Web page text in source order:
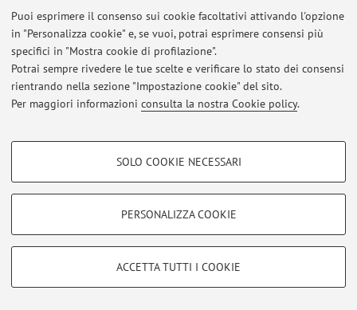
Puoi esprimere il consenso sui cookie facoltativi attivando l'opzione
in "Personalizza cookie" e, se vuoi, potrai esprimere consensi più
specifici in "Mostra cookie di profilazione".
Potrai sempre rivedere le tue scelte e verificare lo stato dei consensi
rientrando nella sezione "Impostazione cookie" del sito.
Per maggiori informazioni consulta la nostra Cookie policy.
COOKIE DI PROFILAZIONE - FACOLTATIVI
COOKIE TECNICI - NECESSARI
Si tratta di cookie tecnici utilizzati, a titolo esemplificativo, per il corretto
SOLO COOKIE NECESSARI
PERSONALIZZA COOKIE
ACCETTA TUTTI I COOKIE
Ultimi avvisi
Al momento non sono presenti avvisi.
Area riservata
per gestire tutti i contenuti del sito.
© 2026 - ALMA MATER STUDIORUM - Università di Bologna - Via
Zamboni, 33 - 40126 Bologna - Partita IVA: 01131710376
Privacy|Note legali|Impostazioni Cookie